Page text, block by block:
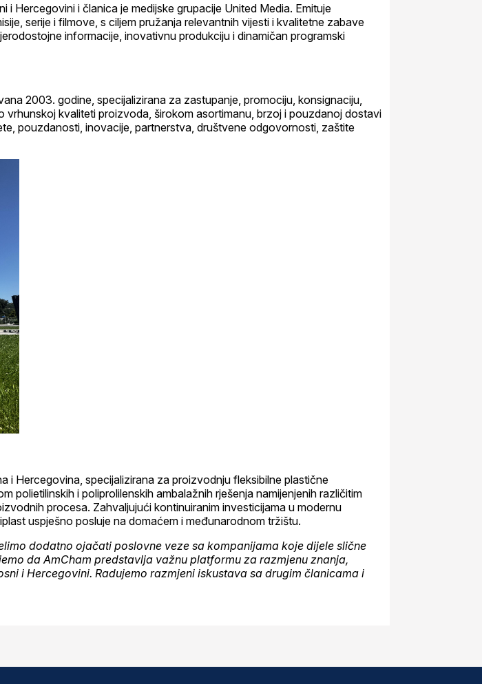
Hercegovini i članica je medijske grupacije United Media. Emituje
serije i filmove, s ciljem pružanja relevantnih vijesti i kvalitetne zabave
informacije, inovativnu produkciju i dinamičan programski
2003. godine, specijalizirana za zastupanje, promociju, konsignaciju,
kvaliteti proizvoda, širokom asortimanu, brzoj i pouzdanoj dostavi
pouzdanosti, inovacije, partnerstva, društvene odgovornosti, zaštite
i Hercegovina, specijalizirana za proizvodnju fleksibilne plastične
polietilinskih i poliprolilenskih ambalažnih rješenja namijenjenih različitim
procesa. Zahvaljujući kontinuiranim investicijama u modernu
uspješno posluje na domaćem i međunarodnom tržištu.
dodatno ojačati poslovne veze sa kompanijama koje dijele slične
da AmCham predstavlja važnu platformu za razmjenu znanja,
i Hercegovini. Radujemo razmjeni iskustava sa drugim članicama i